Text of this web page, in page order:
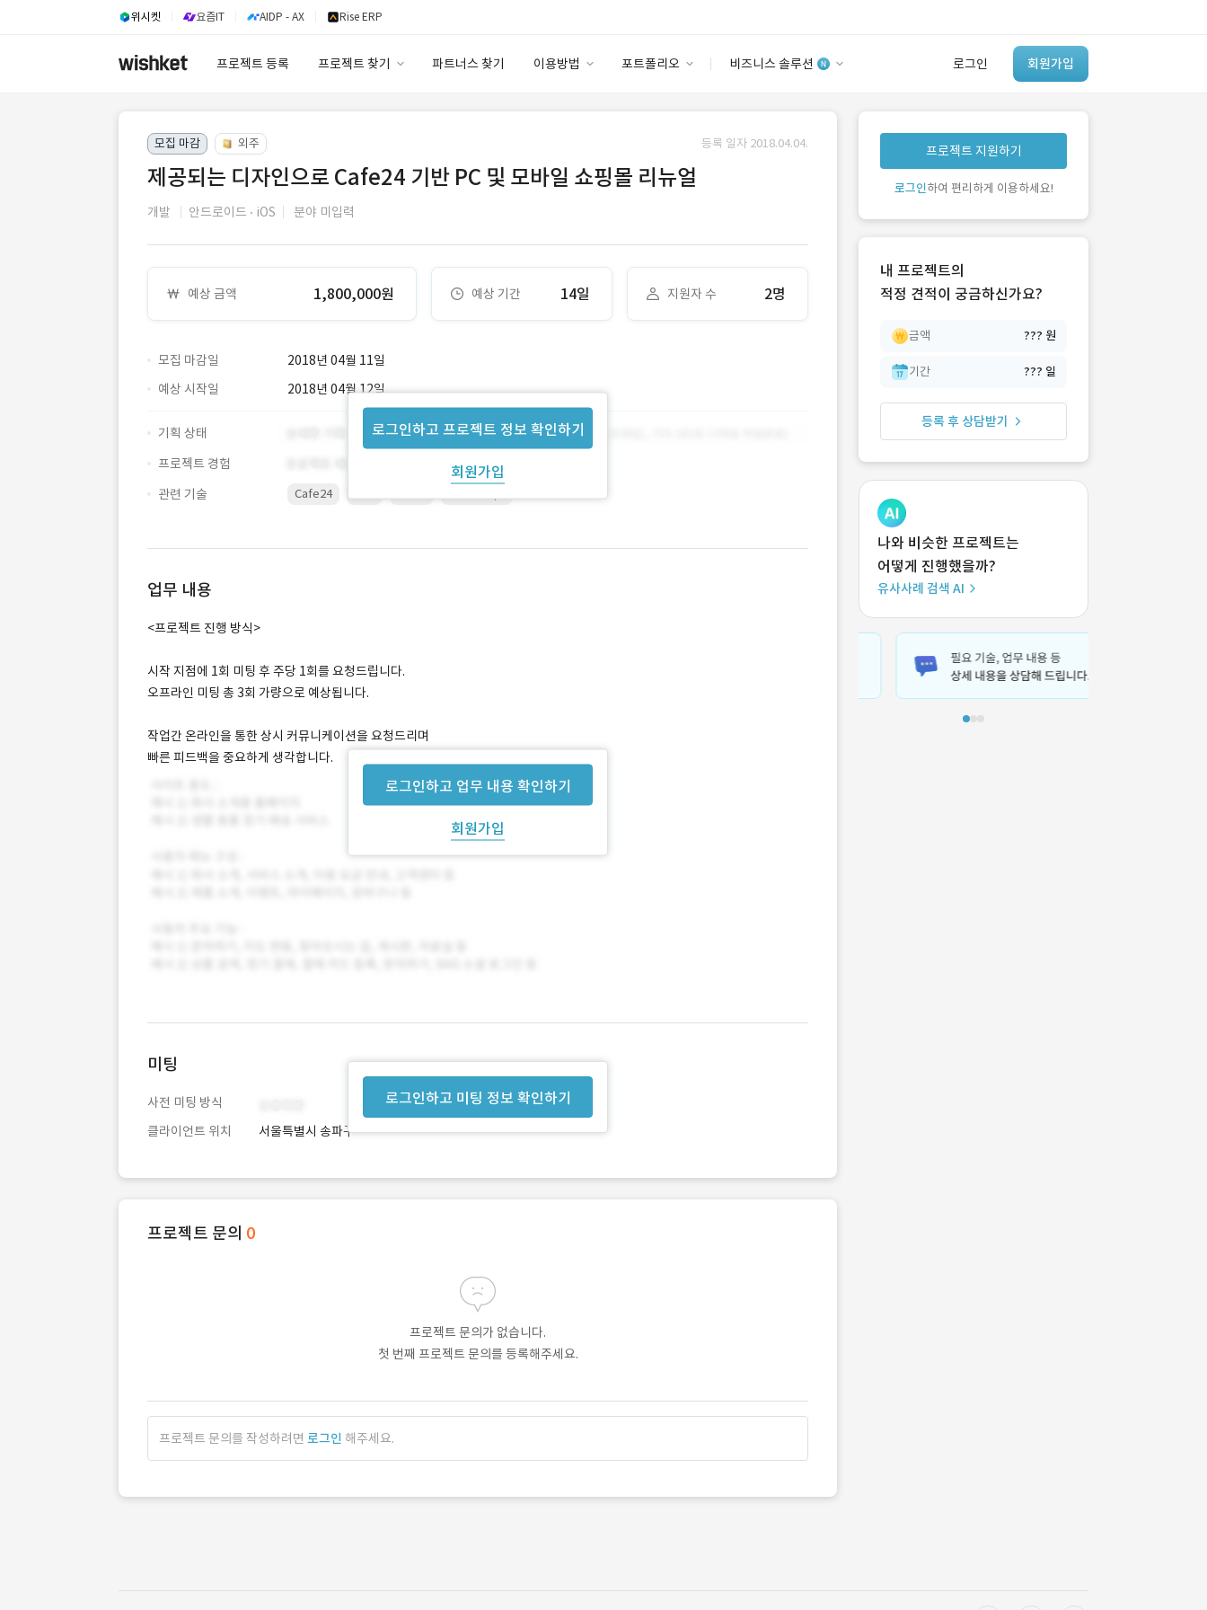
위시켓 요즘IT AIDP - AX Rise ERP
프로젝트 등록 프로젝트 찾기 파트너스 찾기 이용방법 포트폴리오 비즈니스 솔루션 로그인 회원가입
이용요금
고객센터
안심 코드 케어
유사사례 검색 AI
‘이런 거’ 만들어본
개발 회사 있어?
모집 마감 외주 등록 일자 2018.04.04.
제공되는 디자인으로 Cafe24 기반 PC 및 모바일 쇼핑몰 리뉴얼
개발 안드로이드 iOS 분야 미입력
예상 금액 1,800,000원 예상 기간 14일 지원자 수 2명
모집 마감일 2018년 04월 11일
로그인하고 프로젝트 정보 확인하기
회원가입
예상 시작일 2018년 04월 12일
기획 상태
프로젝트 경험
관련 기술
Cafe24
업무 내용
로그인하고 업무 내용 확인하기
회원가입
<프로젝트 진행 방식>
시작 지점에 1회 미팅 후 주당 1회를 요청드립니다.
오프라인 미팅 총 3회 가량으로 예상됩니다.
작업간 온라인을 통한 상시 커뮤니케이션을 요청드리며
빠른 피드백을 중요하게 생각합니다.
로그인하고 미팅 정보 확인하기
미팅
사전 미팅 방식
클라이언트 위치
서울특별시 송파구
프로젝트 문의 0
프로젝트 문의가 없습니다.
첫 번째 프로젝트 문의를 등록해주세요.
프로젝트 문의를 작성하려면 로그인 해주세요.
프로젝트 지원하기
로그인하여 편리하게 이용하세요!
내 프로젝트의
적정 견적이 궁금하신가요?
금액 ??? 원
기간 ??? 일
등록 후 상담받기
나와 비슷한 프로젝트는
어떻게 진행했을까?
유사사례 검색 AI